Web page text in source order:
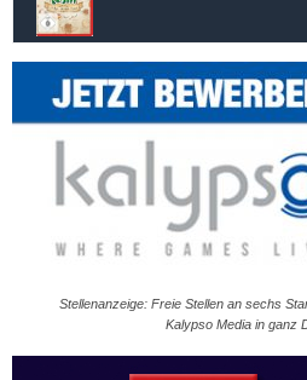
Stellenanzeige: Freie Stellen an sechs
Kalypso Media in ganz